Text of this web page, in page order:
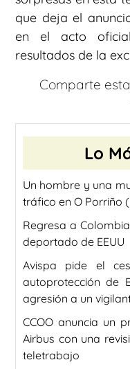
que deja el
en el acto
resultados de la
Comparte
Lo
Un hombre y una
tráfico en O Porriño
Regresa a
deportado de EEUU
Avispa pide el
autoprotección de
agresión a un
CCOO anuncia un
Airbus con una
teletrabajo